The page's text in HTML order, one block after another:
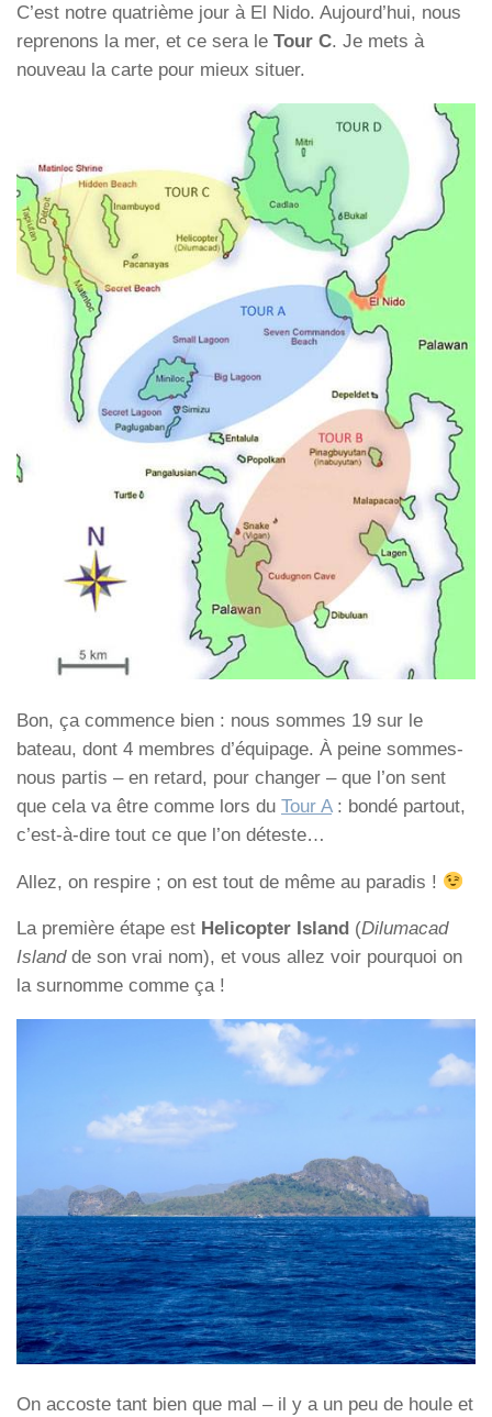
C’est notre quatrième jour à El Nido. Aujourd’hui, nous
reprenons la mer, et ce sera le Tour C. Je mets à
nouveau la carte pour mieux situer.
Bon, ça commence bien : nous sommes 19 sur le
bateau, dont 4 membres d’équipage. À peine sommes-
nous partis – en retard, pour changer – que l’on sent
que cela va être comme lors du Tour A: bondé partout,
c’est-à-dire tout ce que l’on déteste…
Allez, on respire ; on est tout de même au paradis !
La première étape est Helicopter Island (Dilumacad
Islandde son vrai nom), et vous allez voir pourquoi on
la surnomme comme ça !
On accoste tant bien que mal – il y a un peu de houle et